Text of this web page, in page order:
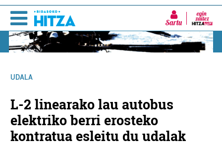
Sartu
UDALA
L-2 linearako lau autobus
elektriko berri erosteko
kontratua esleitu du udalak